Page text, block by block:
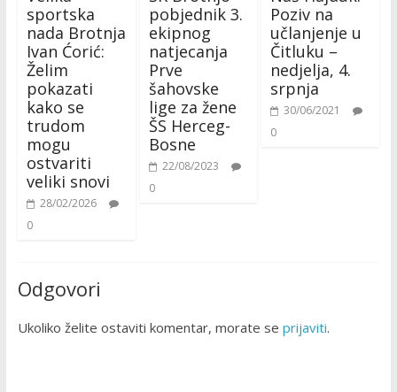
sportska
nada Brotnja
Ivan Ćorić:
Želim
pokazati
kako se
trudom
mogu
ostvariti
veliki snovi
28/02/2026
0
pobjednik 3.
ekipnog
natjecanja
Prve
šahovske
lige za žene
ŠS Herceg-
Bosne
22/08/2023
0
Poziv na
učlanjenje u
Čitluku –
nedjelja, 4.
srpnja
30/06/2021
0
Odgovori
Ukoliko želite ostaviti komentar, morate se prijaviti.